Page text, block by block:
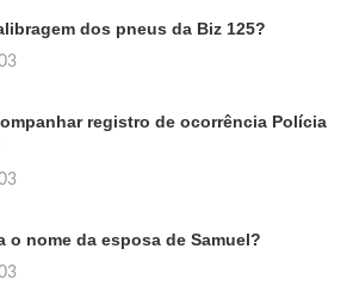
dos pneus da Biz 125?
registro de ocorrência Polícia
o nome da esposa de Samuel?